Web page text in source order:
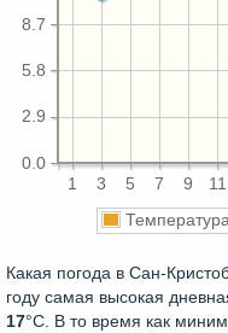
1 3 5 7 9 11
0.0
2.9
5.8
8.7
Какая погода в Сан-
году самая высокая
17°С. В то время как